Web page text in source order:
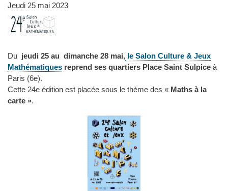
Jeudi 25 mai 2023
Du jeudi 25 au dimanche 28 mai, le Salon Culture & Jeux
Mathématiques reprend ses quartiers Place Saint Sulpice à
Paris (6e).
Cette 24e édition est placée sous le thème des « Maths à la
carte ».